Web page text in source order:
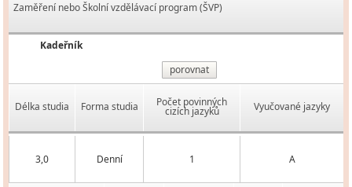
Zaměření nebo Školní vzdělávací program (ŠVP)
Kadeřník
porovnat
Délka studia Forma studia Počet povinných
cizích jazyků Vyučované jazyky
3,0 Denní 1 A